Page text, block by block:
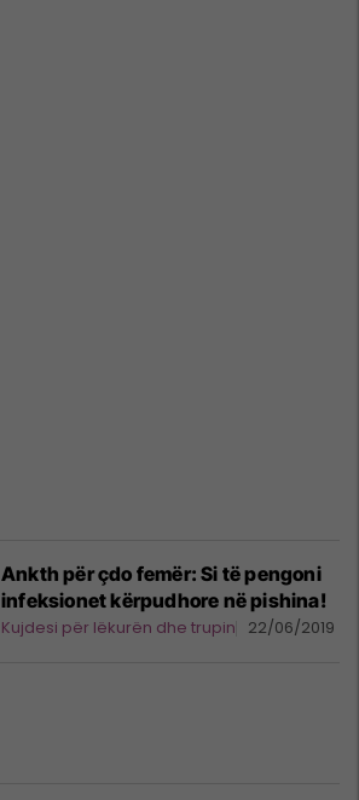
Ankth për çdo femër: Si të pengoni
infeksionet kërpudhore në pishina!
Kujdesi për lëkurën dhe trupin 22/06/2019